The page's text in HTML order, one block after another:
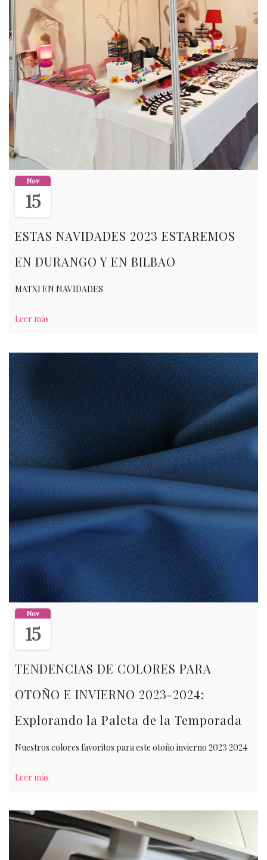
Nov
15
ESTAS NAVIDADES 2023 ESTAREMOS
EN DURANGO Y EN BILBAO
MATXI EN NAVIDADES
Leer más
Nov
15
TENDENCIAS DE COLORES PARA
OTOÑO E INVIERNO 2023-2024:
Explorando la Paleta de la Temporada
Nuestros colores favoritos para este otoño invierno 2023 2024
Leer más